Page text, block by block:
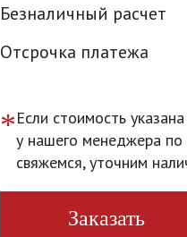
Безналичный расчет
Отсрочка платежа
*Если стоимость
у нашего менеджера по
свяжемся, уточним
Заказать